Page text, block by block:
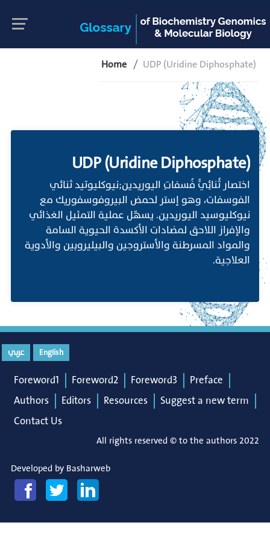
Home UDP (Uridine Diphosphate)
UDP (Uridine Diphosphate)
اختصار ثُنائِيُّ فُسفاتِ اليوريدين;نيوكليوتيد ثنائي
الفوسفات، وهو إستر لحمض البيروفوسفوريك مع
نيوكليوسيد اليوريدين. يسهّل عملية التمثيل الغذائي
والإفراز اللاحق لمضادات الأكسدة الحيوية السامة
والمواد المسرطنة والأستروجين والبيليروبين والأدوية
العلاجية.
English عربي
Foreword1 Foreword2 Foreword3
Preface
Authors
Editors Resources
Suggest a new term
Contact Us
All rights reserved © to the authors 2022
Developed by Basharweb